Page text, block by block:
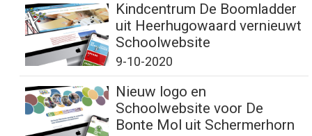
Kindcentrum De Boomladder
uit Heerhugowaard vernieuwt
Schoolwebsite
9-10-2020
Nieuw logo en
Schoolwebsite voor De
Bonte Mol uit Schermerhorn